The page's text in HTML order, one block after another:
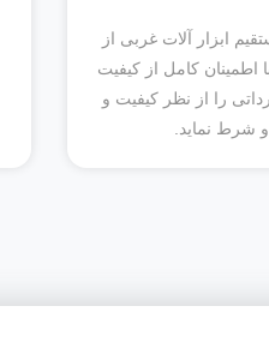
ابزار آلات غربی از
اطمینان کامل از کیفیت
را از نظر کیفیت و
شرط نماید.